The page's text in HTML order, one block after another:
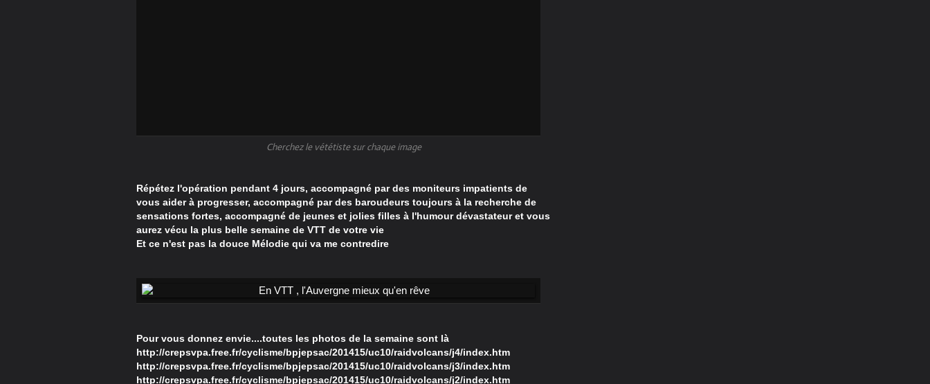
Cherchez le vététiste sur chaque image
Répétez l'opération pendant 4 jours, accompagné par des moniteurs impatients de
vous aider à progresser, accompagné par des baroudeurs toujours à la recherche de
sensations fortes, accompagné de jeunes et jolies filles à l'humour dévastateur et vous
aurez vécu la plus belle semaine de VTT de votre vie
Et ce n'est pas la douce Mélodie qui va me contredire
Pour vous donnez envie....toutes les photos de la semaine sont là
http://crepsvpa.free.fr/cyclisme/bpjepsac/201415/uc10/raidvolcans/j4/index.htm
http://crepsvpa.free.fr/cyclisme/bpjepsac/201415/uc10/raidvolcans/j3/index.htm
http://crepsvpa.free.fr/cyclisme/bpjepsac/201415/uc10/raidvolcans/j2/index.htm